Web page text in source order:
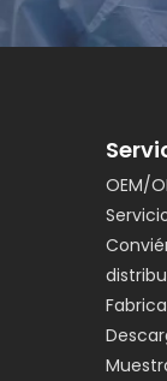
OEM/